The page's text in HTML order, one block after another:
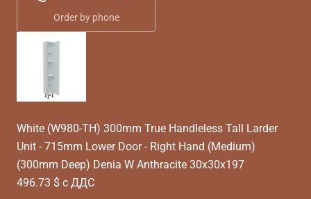
Order by phone
White (W980-TH) 300mm True Handleless Tall Larder
Unit - 715mm Lower Door - Right Hand (Medium)
(300mm Deep) Denia W Anthracite 30x30x197
496.73 $ с ДДС